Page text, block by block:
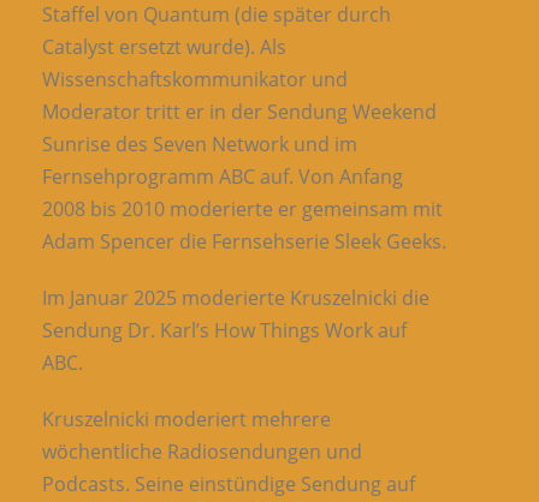
Staffel von Quantum (die später durch
Catalyst ersetzt wurde). Als
Wissenschaftskommunikator und
Moderator tritt er in der Sendung Weekend
Sunrise des Seven Network und im
Fernsehprogramm ABC auf. Von Anfang
2008 bis 2010 moderierte er gemeinsam mit
Adam Spencer die Fernsehserie Sleek Geeks.
Im Januar 2025 moderierte Kruszelnicki die
Sendung Dr. Karl’s How Things Work auf
ABC.
Kruszelnicki moderiert mehrere
wöchentliche Radiosendungen und
Podcasts. Seine einstündige Sendung auf